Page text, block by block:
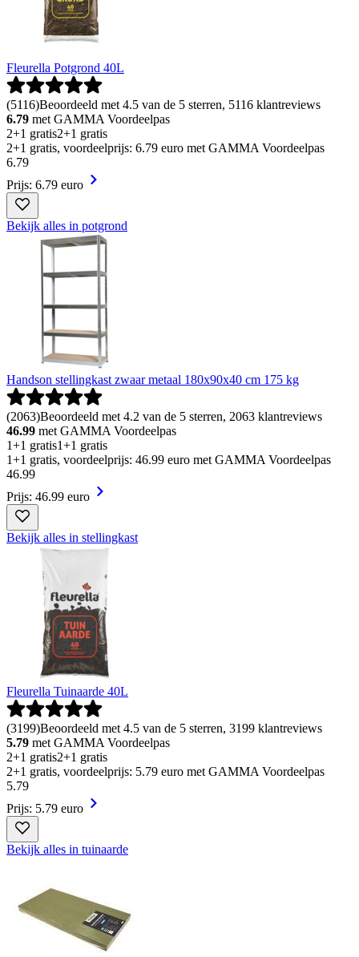
Fleurella Potgrond 40L
(5116)Beoordeeld met 4.5 van de 5 sterren, 5116 klantreviews
6.79 met GAMMA Voordeelpas
2+1 gratis2+1 gratis
2+1 gratis, voordeelprijs: 6.79 euro met GAMMA Voordeelpas
6.79
Prijs: 6.79 euro
Bekijk alles in potgrond
Handson stellingkast zwaar metaal 180x90x40 cm 175 kg
(2063)Beoordeeld met 4.2 van de 5 sterren, 2063 klantreviews
46.99 met GAMMA Voordeelpas
1+1 gratis1+1 gratis
1+1 gratis, voordeelprijs: 46.99 euro met GAMMA Voordeelpas
46.99
Prijs: 46.99 euro
Bekijk alles in stellingkast
Fleurella Tuinaarde 40L
(3199)Beoordeeld met 4.5 van de 5 sterren, 3199 klantreviews
5.79 met GAMMA Voordeelpas
2+1 gratis2+1 gratis
2+1 gratis, voordeelprijs: 5.79 euro met GAMMA Voordeelpas
5.79
Prijs: 5.79 euro
Bekijk alles in tuinaarde